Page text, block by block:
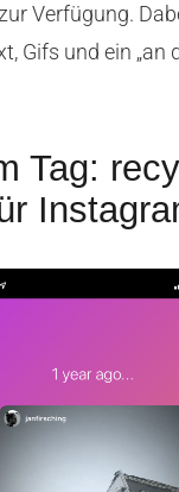
Verfügung.
Gifs und ein „an
Tag: